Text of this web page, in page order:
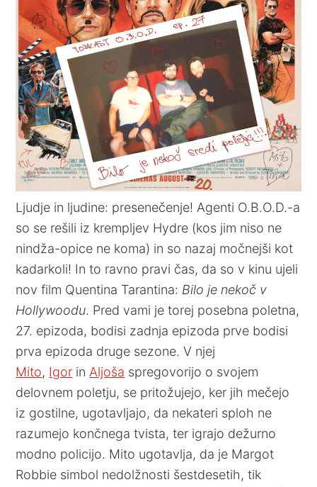
Ljudje in ljudine: presenečenje! Agenti O.B.O.D.-a
so se rešili iz krempljev Hydre (kos jim niso ne
nindža-opice ne koma) in so nazaj močnejši kot
kadarkoli! In to ravno pravi čas, da so v kinu ujeli
nov film Quentina Tarantina: Bilo je nekoč v
Hollywoodu. Pred vami je torej posebna poletna,
27. epizoda, bodisi zadnja epizoda prve bodisi
prva epizoda druge sezone. V njej
Mito, Igor in Aljoša spregovorijo o svojem
delovnem poletju, se pritožujejo, ker jih mečejo
iz gostilne, ugotavljajo, da nekateri sploh ne
razumejo končnega tvista, ter igrajo dežurno
modno policijo. Mito ugotavlja, da je Margot
Robbie simbol nedolžnosti šestdesetih, tik